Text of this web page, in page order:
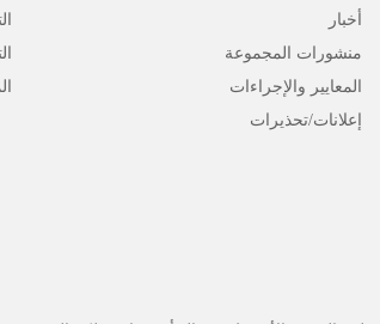
أخبار
منشورات المجموعة
المعايير والإجراءات
إعلانات/تحذيرات